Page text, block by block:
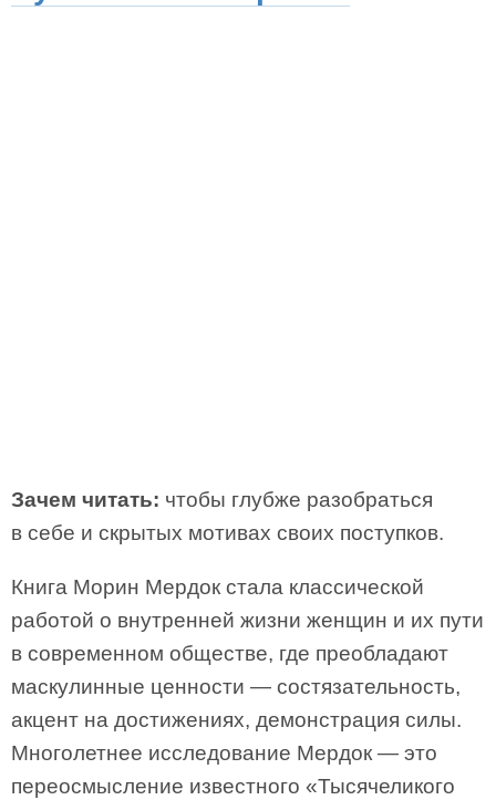
Зачем читать: чтобы глубже разобраться
в себе и скрытых мотивах своих поступков.
Книга Морин Мердок стала классической
работой о внутренней жизни женщин и их пути
в современном обществе, где преобладают
маскулинные ценности — состязательность,
акцент на достижениях, демонстрация силы.
Многолетнее исследование Мердок — это
переосмысление известного «Тысячеликого